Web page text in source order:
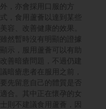
外，亦會採用口服的方
式，食用蘆薈以達到某些
美容、改善健康的效果。
雖然暫時沒有明顯的證據
顯示，服用蘆薈可以有助
改善暗瘡問題，不過仍建
議暗瘡患者在服用之前，
要先留意自己的體質是否
適合。其中正在懷孕的女
士則不建議食用蘆薈，因